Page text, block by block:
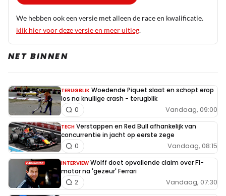
We hebben ook een versie met alleen de race en kwalificatie.
klik hier voor deze versie en meer uitleg.
NET BINNEN
TERUGBLIK Woedende Piquet slaat en schopt erop
los na knullige crash - terugblik
Vandaag, 09:00
0
TECH Verstappen en Red Bull afhankelijk van
concurrentie in jacht op eerste zege
Vandaag, 08:15
0
INTERVIEW Wolff doet opvallende claim over F1-
motor na 'gezeur' Ferrari
Vandaag, 07:30
2